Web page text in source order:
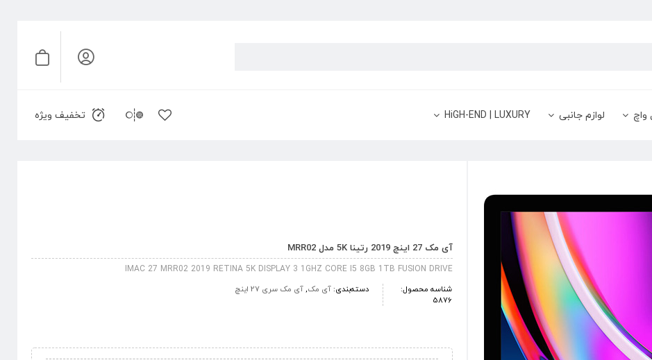
واچ لوازم جانبی HiGH-END | LUXURY تخفیف ویژه
آی‎ مک 27 اینچ 2019 رتینا 5K مدل MRR02
IMAC 27 MRR02 2019 RETINA 5K DISPLAY 3 1GHZ CORE I5 8GB 1TB FUSION DRIVE
شناسه محصول:
5876
دسته‌بندی:آی‎ مک ,آی مک سری 27 اینچ